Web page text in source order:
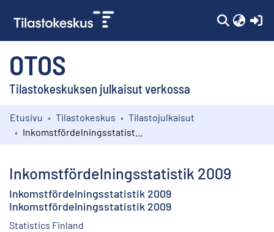
OTOS
Tilastokeskuksen julkaisut verkossa
Kokoelmat
Etusivu Tilastokeskus
Tilastojulkaisut
Inkomstfördelningsstatistik 2009
Inkomstfördelningsstatistik 2009
Inkomstfördelningsstatistik 2009
Statistics Finland